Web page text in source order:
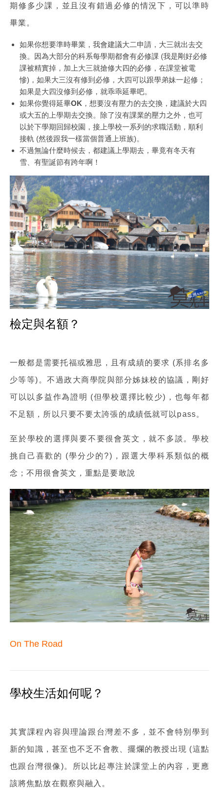
期修多少課，並且沒有錯過必修的情況下，可以準時
畢業。
如果你想要準時畢業，我會建議大二申請，大三就出去交
換。因為大部分的科系每學期都會有必修課 (我是剛好必修
課被精實掉，加上大三就搶修大四的必修，在課堂被電
慘)，如果大三沒有修到必修，大四可以跟學弟妹一起修；
如果是大四沒修到必修，就乖乖延畢吧。
如果你覺得延畢OK，想要沒有壓力的去交換，建議於大四
或大五的上學期去交換。除了沒有課業的壓力之外，也可
以於下學期回歸校園，接上學校一系列的求職活動，順利
接軌 (然後跟我一樣當個普通上班族)。
不過無論什麼時候去，都建議上學期去，畢竟有冬天有
雪、有聖誕節有跨年啊！
檢定與名額？
一般都是需要托福或雅思，且有成績的要求 (系排名多
少等等)。不過政大商學院與部分姊妹校的協議，剛好
可以以多益作為證明 (但學校選擇比較少)，也每年都
不足額，所以只要不要太誇張的成績低就可以pass。
至於學校的選擇與要不要很會英文，就不多談。學校
挑自己喜歡的 (學分少的?)，跟選大學科系類似的概
念；不用很會英文，重點是要敢說
On The Road
學校生活如何呢？
其實課程內容與理論跟台灣差不多，並不會特別學到
新的知識，甚至也不乏不會教、擺爛的教授出現 (這點
也跟台灣很像)。所以比起專注於課堂上的內容，更應
該將焦點放在觀察與融入。